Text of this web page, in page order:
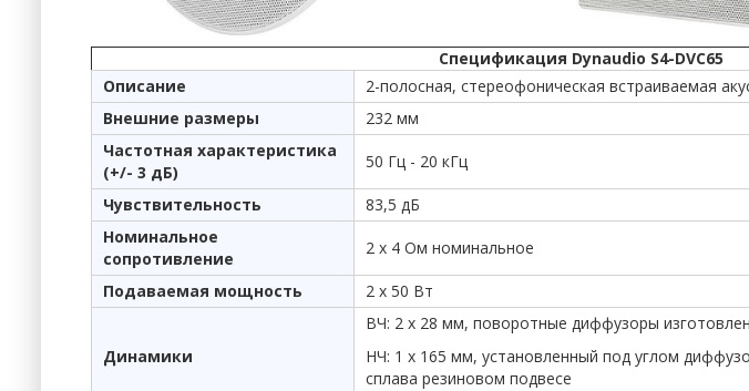
Спецификация Dynaudio S4-DVC65
Описание
2-полосная, стереофоническая встраиваемая
Внешние размеры
232 мм
Частотная характеристика
(+/- 3 дБ)
50 Гц - 20 кГц
Чувствительность
83,5 дБ
Номинальное
сопротивление
2 х 4 Ом номинальное
Подаваемая мощность 2 х 50 Вт
Динамики
ВЧ: 2 х 28 мм, поворотные диффузоры
НЧ: 1 х 165 мм, установленный под углом
сплава резиновом подвесе